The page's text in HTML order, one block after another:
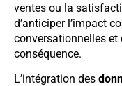
ventes ou la
d’anticiper l’impact
conversationnelles et
conséquence.
L’intégration des